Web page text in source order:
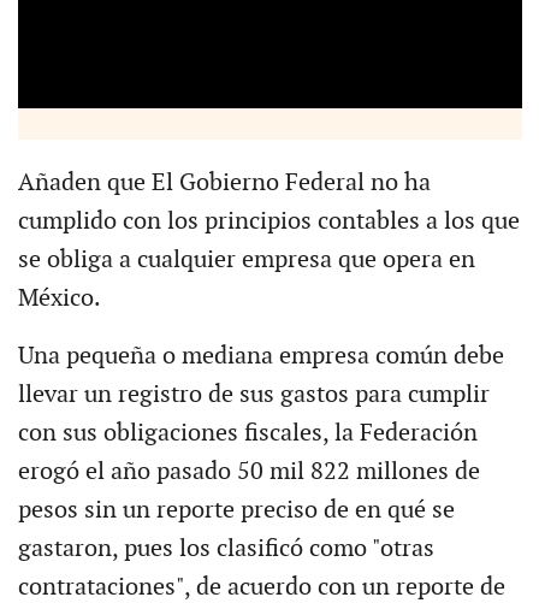
Añaden que El Gobierno Federal no ha
cumplido con los principios contables a los que
se obliga a cualquier empresa que opera en
México.
Una pequeña o mediana empresa común debe
llevar un registro de sus gastos para cumplir
con sus obligaciones fiscales, la Federación
erogó el año pasado 50 mil 822 millones de
pesos sin un reporte preciso de en qué se
gastaron, pues los clasificó como "otras
contrataciones", de acuerdo con un reporte de